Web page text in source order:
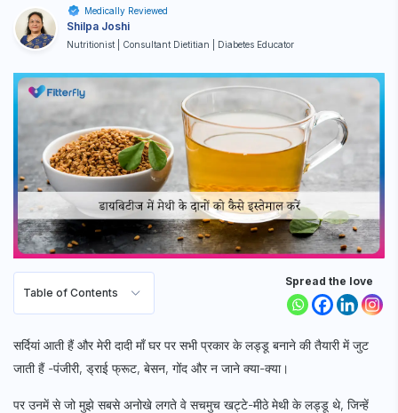
Medically Reviewed
Shilpa Joshi
Nutritionist | Consultant Dietitian | Diabetes Educator
Table of Contents
Spread the love
सर्दियां आती हैं और मेरी दादी माँ घर पर सभी प्रकार के लड्डू बनाने की तैयारी में जुट
जाती हैं -पंजीरी, ड्राई फ्रूट, बेसन, गोंद और न जाने क्या-क्या।
पर उनमें से जो मुझे सबसे अनोखे लगते वे सचमुच खट्टे-मीठे मेथी के लड्डू थे, जिन्हें